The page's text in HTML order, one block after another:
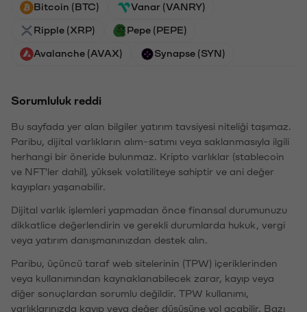
Bitcoin (BTC) Vanar (VANRY)
Ripple (XRP) Pepe (PEPE)
Avalanche (AVAX) Synapse (SYN)
Sorumluluk reddi
Bu sayfada yer alan bilgiler yatırım tavsiyesi niteliği taşımaz.
Paribu, dijital varlıkların alım-satımı veya saklanmasıyla ilgili
herhangi bir öneride bulunmaz. Kripto varlıklar (stablecoin
ve NFT'ler dahil), yüksek volatiliteye sahiptir ve ani değer
kayıpları yaşanabilir.
Dijital varlık işlemleri yapmadan önce finansal durumunuzu
dikkatlice değerlendirin ve gerekli durumlarda hukuk, vergi
veya yatırım danışmanınızdan destek alın.
Paribu, üçüncü taraf web sitelerinin (TPW) içeriklerinden
veya kullanımından kaynaklanabilecek zarar, kayıp veya
diğer sonuçlardan sorumlu değildir. TPW kullanımı,
varlıklarınızda kayıp veya değer düşüşüne yol açabilir. Bazı